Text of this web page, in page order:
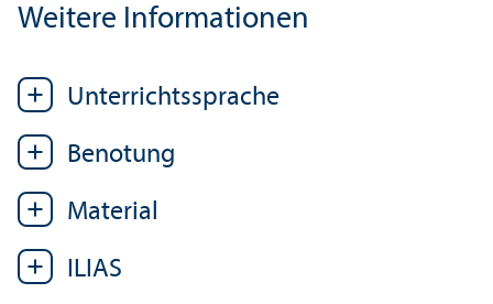
Weitere Informationen
Unter­richtssprache
Benotung
Material
ILIAS